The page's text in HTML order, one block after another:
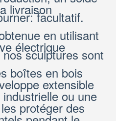
livraison
facultatif.
en utilisant
électrique
sculptures sont
boîtes en bois
extensible
ou une
protéger des
pendant le